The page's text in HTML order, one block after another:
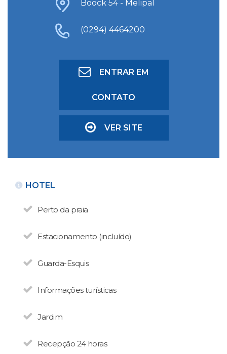
VOLTAR
Boock 54 - Melipal
(0294) 4464200
ENTRAR EM
CONTATO
VER SITE
HOTEL
Perto da praia
Estacionamento (incluído)
Guarda-Esquis
Informações turísticas
Jardim
Recepção 24 horas